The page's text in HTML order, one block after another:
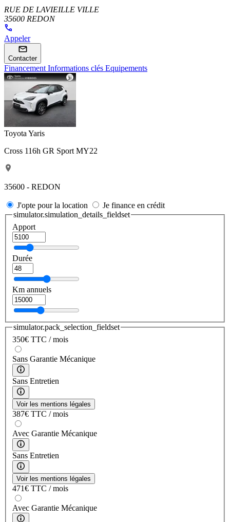
RUE DE LAVIEILLE VILLE
35600 REDON
Appeler
Contacter
FinancementInformations clés Equipements
Toyota Yaris
Cross 116h GR Sport MY22
35600 - REDON
J'opte pour la location
Je finance en crédit
simulator.simulation_details_fieldset
Apport
Durée
Km annuels
simulator.pack_selection_fieldset
350€ TTC / mois
Sans Garantie Mécanique
Sans Entretien
Voir les mentions légales
387€ TTC / mois
Avec Garantie Mécanique
Sans Entretien
Voir les mentions légales
471€ TTC / mois
Avec Garantie Mécanique